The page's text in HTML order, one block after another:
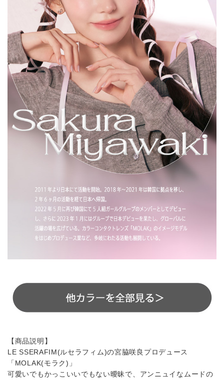
【商品説明】
LE SSERAFIM(ルセラフィム)の宮脇咲良プロデュース
「MOLAK(モラク)」
可愛いでもかっこいいでもない曖昧で、アンニュイなムードの